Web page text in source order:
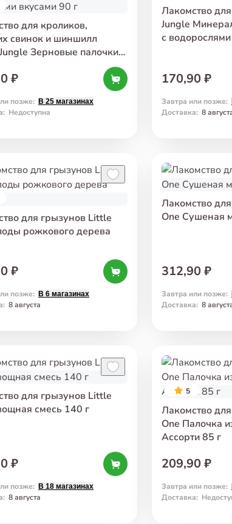
для кроликов,
свинок и шиншилл
Зерновые палочки
₽
позже: В 25 магазинах
: Недоступна
Лакомство
Jungle
с
170,90 ₽
Завтра или позже:
Доставка: 8
для грызунов Little
рожкового дерева
₽
позже: В 6 магазинах
: 8 августа
Лакомство
One Сушеная
312,90 ₽
Завтра или позже:
Доставка: 8
для грызунов Little
смесь 140 г
₽
позже: В 18 магазинах
: 8 августа
5
Лакомство
One Палочка
Ассорти 85 г
209,90 ₽
Завтра или позже:
Доставка: